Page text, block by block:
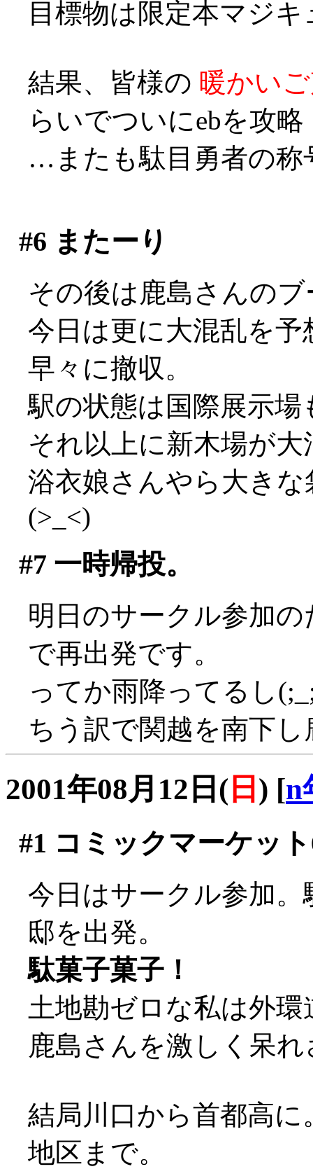
目標物は限定本マジ
結果、皆様の 暖かい
らいでついにebを攻略
…またも駄目勇者の
#6 またーり
その後は鹿島さんの
今日は更に大混乱を
早々に撤収。
駅の状態は国際展示
それ以上に新木場が大
浴衣娘さんやら大き
(>_<)
#7 一時帰投。
明日のサークル参加
で再出発です。
ってか雨降ってるし
ちう訳で関越を南下
2001年08月12日( 日 ) [n
#1 コミックマーケッ
今日はサークル参加
邸を出発。
駄菓子菓子！
土地勘ゼロな私は外
鹿島さんを激しく呆
結局川口から首都高
地区まで。